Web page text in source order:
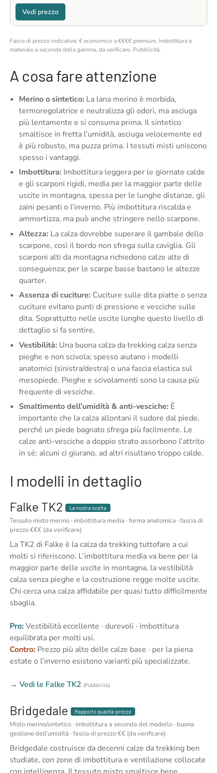
Vedi prezzo
Fasce di prezzo indicative: € economico a €€€€ premium. Imbottitura e
materiale a seconda della gamma, da verificare. Pubblicità.
A cosa fare attenzione
Merino o sintetico: La lana merino è morbida,
termoregolatrice e neutralizza gli odori, ma asciuga
più lentamente e si consuma prima. Il sintetico
smaltisce in fretta l’umidità, asciuga velocemente ed
è più robusto, ma puzza prima. I tessuti misti uniscono
spesso i vantaggi.
Imbottitura: Imbottitura leggera per le giornate calde
e gli scarponi rigidi, media per la maggior parte delle
uscite in montagna, spessa per le lunghe distanze, gli
zaini pesanti o l’inverno. Più imbottitura riscalda e
ammortizza, ma può anche stringere nello scarpone.
Altezza: La calza dovrebbe superare il gambale dello
scarpone, così il bordo non sfrega sulla caviglia. Gli
scarponi alti da montagna richiedono calze alte di
conseguenza; per le scarpe basse bastano le altezze
quarter.
Assenza di cuciture: Cuciture sulle dita piatte o senza
cuciture evitano punti di pressione e vesciche sulle
dita. Soprattutto nelle uscite lunghe questo livello di
dettaglio si fa sentire.
Vestibilità: Una buona calza da trekking calza senza
pieghe e non scivola; spesso aiutano i modelli
anatomici (sinistra/destra) o una fascia elastica sul
mesopiede. Pieghe e scivolamenti sono la causa più
frequente di vesciche.
Smaltimento dell’umidità & anti-vesciche: È
importante che la calza allontani il sudore dal piede,
perché un piede bagnato sfrega più facilmente. Le
calze anti-vesciche a doppio strato assorbono l’attrito
in sé; alcuni ci giurano, ad altri risultano troppo calde.
I modelli in dettaglio
Falke TK2 La nostra scelta
Tessuto misto merino · imbottitura media · forma anatomica · fascia di
prezzo €€€ (da verificare)
La TK2 di Falke è la calza da trekking tuttofare a cui
molti si riferiscono. L’imbottitura media va bene per la
maggior parte delle uscite in montagna, la vestibilità
calza senza pieghe e la costruzione regge molte uscite.
Chi cerca una calza affidabile per quasi tutto difficilmente
sbaglia.
Pro:Vestibilità eccellente · durevoli · imbottitura
equilibrata per molti usi.
Contro: Prezzo più alto delle calze base · per la piena
estate o l’inverno esistono varianti più specializzate.
→ Vedi le Falke TK2 (Pubblicità)
Bridgedale Rapporto qualità-prezzo
Misto merino/sintetico · imbottitura a seconda del modello · buona
gestione dell’umidità · fascia di prezzo €€ (da verificare)
Bridgedale costruisce da decenni calze da trekking ben
studiate, con zone di imbottitura e ventilazione collocate